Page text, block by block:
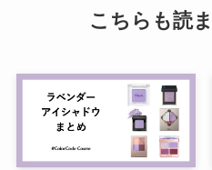
こちらも読